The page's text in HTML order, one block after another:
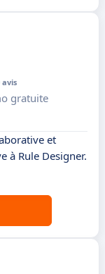
avis
gratuite
et
à Rule Designer.